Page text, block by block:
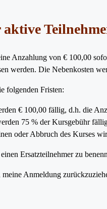
Anzahlung von € 100,00
werden. Die Nebenkosten
folgenden Fristen:
€ 100,00 fällig, d.h. die
75 % der Kursgebühr
oder Abbruch des Kurses
Ersatzteilnehmer zu
Anmeldung